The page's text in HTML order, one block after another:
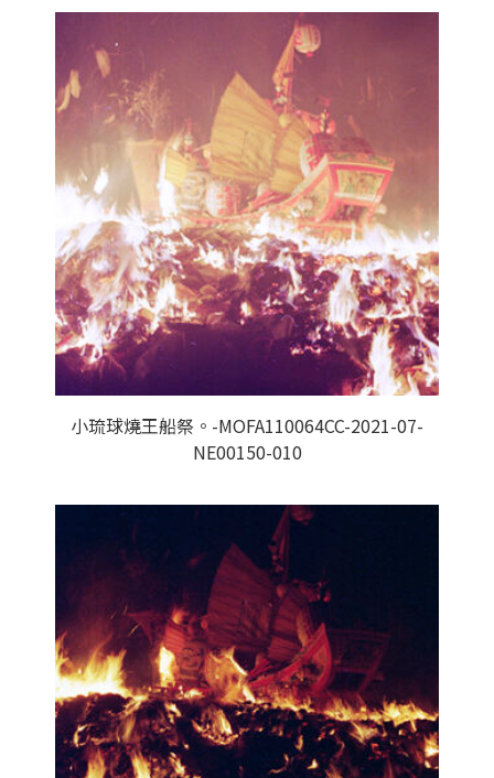
小琉球燒王船祭。-MOFA110064CC-2021-07-
NE00150-010